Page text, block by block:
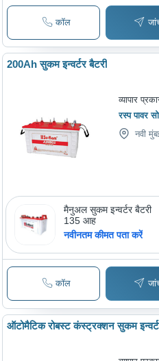
कॉल
200Ah सुकम इन्वर्टर बैटरी
व्यापार
रस्प पावर
नवी
मैनुअल सुकम इन्वर्टर बैटरी
135 आह
नवीनतम कीमत पता करें
कॉल
ऑटोमैटिक रोबस्ट कंस्ट्रक्शन सुकम